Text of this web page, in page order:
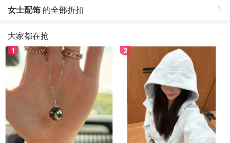
女士配饰 的全部折扣
大家都在抢
1 2